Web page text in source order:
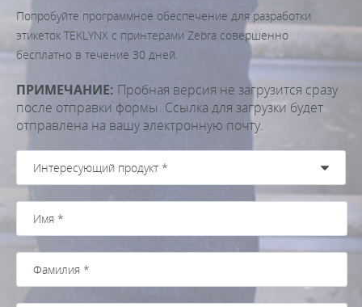
Попробуйте программное обеспечение для разработки
этикеток TEKLYNX с принтерами Zebra совершенно
бесплатно в течение 30 дней.
ПРИМЕЧАНИЕ: Пробная версия не загрузится сразу
после отправки формы. Ссылка для загрузки будет
отправлена на вашу электронную почту.